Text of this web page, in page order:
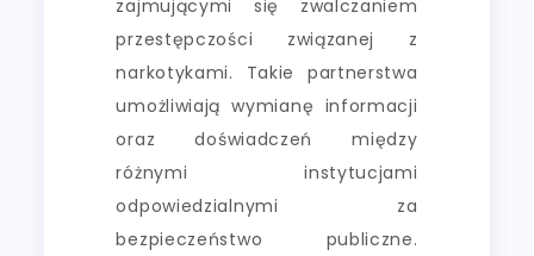
zajmującymi się zwalczaniem
przestępczości związanej z
narkotykami. Takie partnerstwa
umożliwiają wymianę informacji
oraz doświadczeń między
różnymi instytucjami
odpowiedzialnymi za
bezpieczeństwo publiczne.